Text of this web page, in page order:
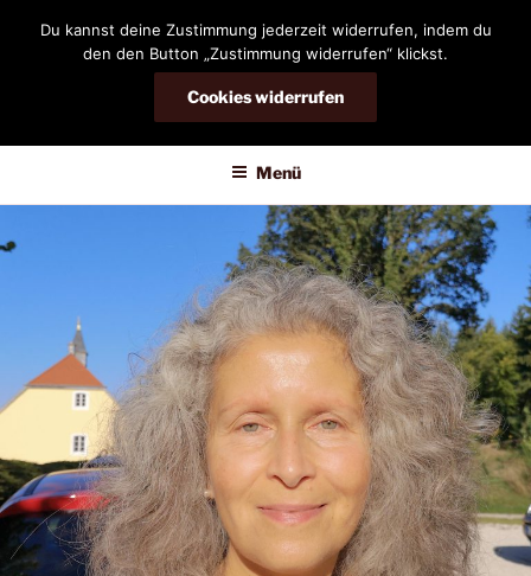
DIANDRA-CIRCLE
Menü
Du kannst deine Zustimmung jederzeit widerrufen, indem du
den den Button „Zustimmung widerrufen“ klickst.
Cookies widerrufen